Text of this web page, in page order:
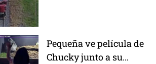
Pequeña ve película de
Chucky junto a su